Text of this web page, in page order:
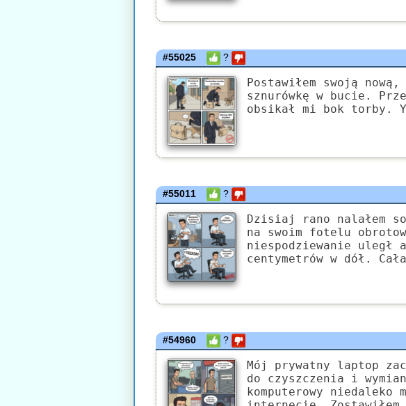
#55025 ?
Postawiłem swoją
sznurówkę w bucie.
obsikał mi bok torby.
#55011 ?
Dzisiaj rano nalałem
na swoim fotelu
niespodziewanie uległ
centymetrów w dół.
#54960 ?
Mój prywatny laptop
do czyszczenia i
komputerowy